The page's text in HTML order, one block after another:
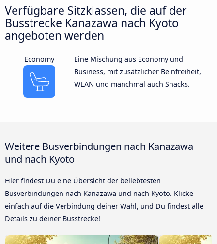
Verfügbare Sitzklassen, die auf der
Busstrecke Kanazawa nach Kyoto
angeboten werden
Economy
Eine Mischung aus Economy und
Business, mit zusätzlicher Beinfreiheit,
WLAN und manchmal auch Snacks.
Weitere Busverbindungen nach Kanazawa
und nach Kyoto
Hier findest Du eine Übersicht der beliebtesten
Busverbindungen nach Kanazawa und nach Kyoto. Klicke
einfach auf die Verbindung deiner Wahl, und Du findest alle
Details zu deiner Busstrecke!